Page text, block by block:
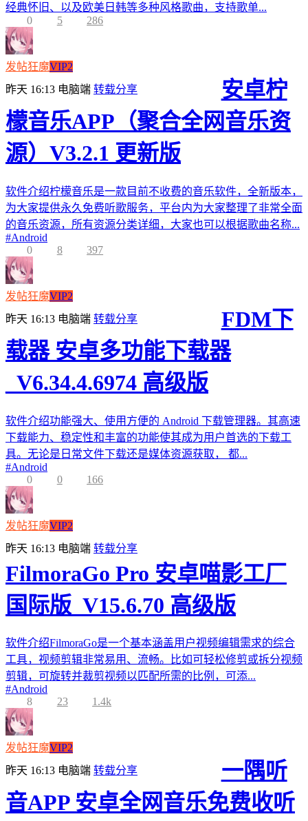
经典怀旧、以及欧美日韩等多种风格歌曲，支持歌单...
0
5 286
发帖狂魔VIP2
昨天 16:13 电脑端 转载分享
安卓柠
檬音乐APP（聚合全网音乐资
源）V3.2.1 更新版
软件介绍柠檬音乐是一款目前不收费的音乐软件，全新版本，
为大家提供永久免费听歌服务，平台内为大家整理了非常全面
的音乐资源，所有资源分类详细，大家也可以根据歌曲名称...
#Android
0
8 397
发帖狂魔VIP2
昨天 16:13 电脑端 转载分享
FDM下
载器 安卓多功能下载器
_V6.34.4.6974 高级版
软件介绍功能强大、使用方便的 Android 下载管理器。其高速
下载能力、稳定性和丰富的功能使其成为用户首选的下载工
具。无论是日常文件下载还是媒体资源获取， 都...
#Android
0
0 166
发帖狂魔VIP2
昨天 16:13 电脑端 转载分享
FilmoraGo Pro 安卓喵影工厂
国际版_V15.6.70 高级版
软件介绍FilmoraGo是一个基本涵盖用户视频编辑需求的综合
工具，视频剪辑非常易用、流畅。比如可轻松修剪或拆分视频
剪辑，可旋转并裁剪视频以匹配所需的比例，可添...
#Android
8
23 1.4k
发帖狂魔VIP2
昨天 16:13 电脑端 转载分享
一隅听
音APP 安卓全网音乐免费收听